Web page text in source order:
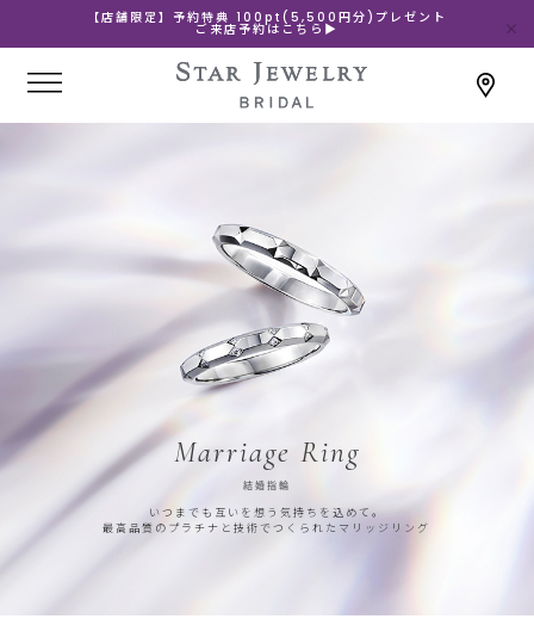
【店舗限定】予約特典 100pt(5,500円分)プレゼント
ご来店予約はこちら▶
Marriage Ring
結婚指輪
いつまでも互いを想う気持ちを込めて。
最高品質のプラチナと技術でつくられたマリッジリング